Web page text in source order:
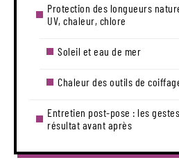
Protection des longueurs
UV, chaleur, chlore
Soleil et eau de mer
Chaleur des outils de
Entretien post-pose : les
résultat avant après